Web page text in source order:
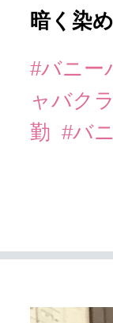
暗く染
#バニー
ャバクラ
勤 #バ